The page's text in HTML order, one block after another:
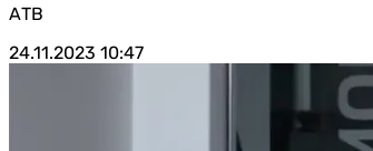
АТВ
24.11.2023 10:47